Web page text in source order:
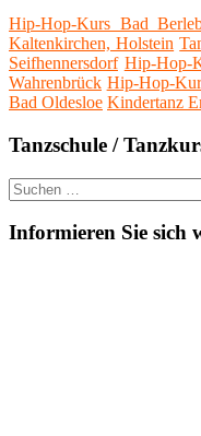
Hip-Hop-Kurs Bad
Kaltenkirchen, Holstein
Seifhennersdorf Hip-Hop-
Wahrenbrück Hip-Hop-
Bad Oldesloe Kindertanz
Tanzschule /
Suche
nach:
Informieren Sie sich